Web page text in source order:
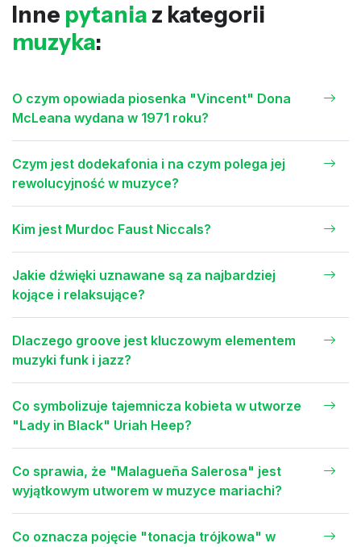
Inne pytania z kategorii
muzyka:
O czym opowiada piosenka "Vincent" Dona
McLeana wydana w 1971 roku?
Czym jest dodekafonia i na czym polega jej
rewolucyjność w muzyce?
Kim jest Murdoc Faust Niccals?
Jakie dźwięki uznawane są za najbardziej
kojące i relaksujące?
Dlaczego groove jest kluczowym elementem
muzyki funk i jazz?
Co symbolizuje tajemnicza kobieta w utworze
"Lady in Black" Uriah Heep?
Co sprawia, że "Malagueña Salerosa" jest
wyjątkowym utworem w muzyce mariachi?
Co oznacza pojęcie "tonacja trójkowa" w